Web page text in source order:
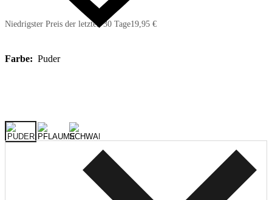
Niedrigster Preis der letzten 30 Tage19,95 €
Farbe: Puder